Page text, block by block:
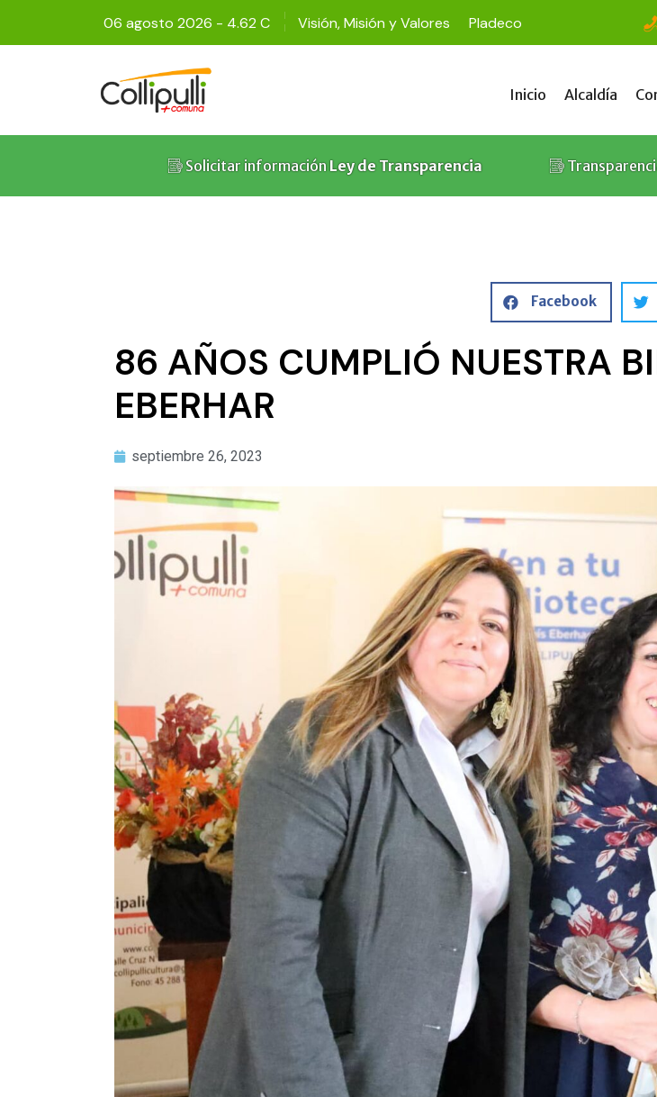
06 agosto 2026 - 4.62 C Visión, Misión y Valores Pladeco
Inicio Alcaldía
Solicitar informaciónLey de Transparencia
Inicio Alcaldía
Facebook
86 AÑOS CUMPLIÓ NUESTRA
EBERHAR
septiembre 26, 2023